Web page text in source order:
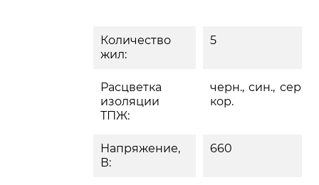
Количество
жил:
5
Расцветка
изоляции
ТПЖ:
черн., син., сер.,
кор.
Напряжение,
В:
660